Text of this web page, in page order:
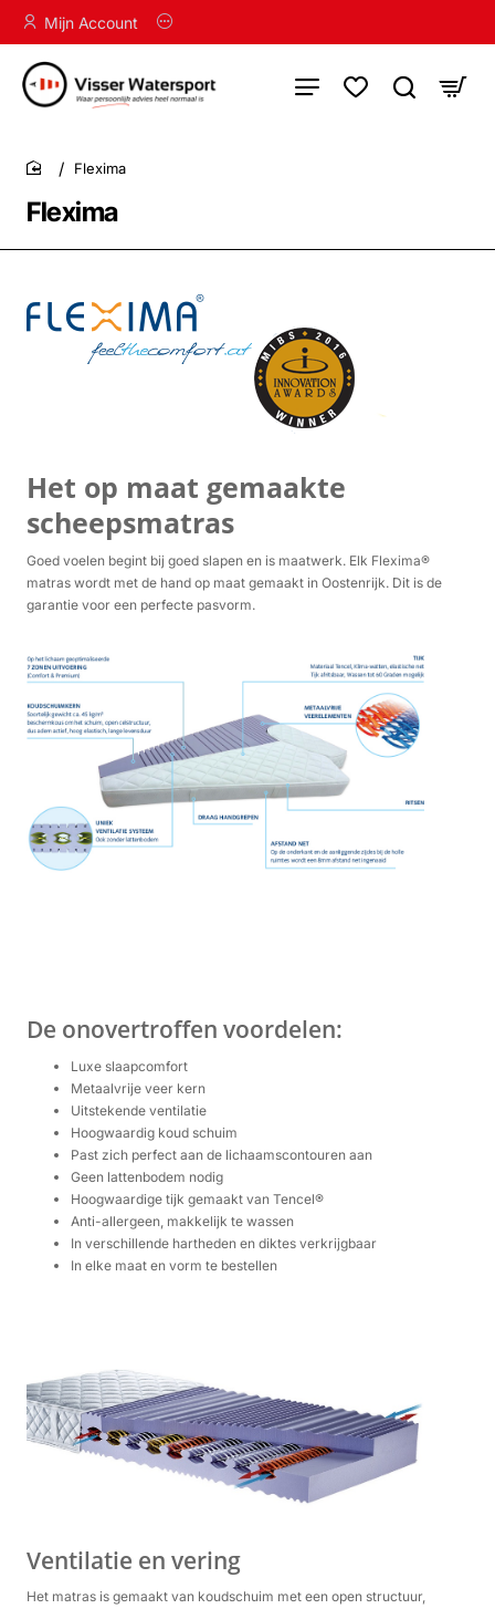
Mijn Account
Flexima
home
Flexima
Het op maat gemaakte
scheepsmatras
Goed voelen begint bij goed slapen en is maatwerk. Elk Flexima®
matras wordt met de hand op maat gemaakt in Oostenrijk. Dit is de
garantie voor een perfecte pasvorm.
De onovertroffen voordelen:
Luxe slaapcomfort
Metaalvrije veer kern
Uitstekende ventilatie
Hoogwaardig koud schuim
Past zich perfect aan de lichaamscontouren aan
Geen lattenbodem nodig
Hoogwaardige tijk gemaakt van Tencel®
Anti-allergeen, makkelijk te wassen
In verschillende hartheden en diktes verkrijgbaar
In elke maat en vorm te bestellen
Ventilatie en vering
Het matras is gemaakt van koudschuim met een open structuur,